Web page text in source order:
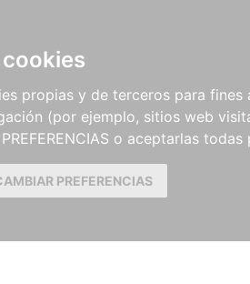
propias y de terceros para
(por ejemplo, sitios web
o aceptarlas
PREFERENCIAS
PARTITURAS Y EDICIONES
CRÍTICAS